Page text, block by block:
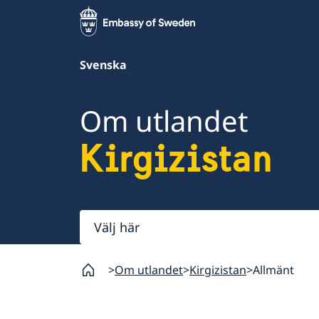
Svenska
Om utlandet
Kirgizistan
Välj
här
Om utlandet Kirgizistan Allmänt